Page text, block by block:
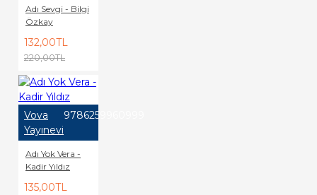
Adı Sevgi - Bilgi
Özkay
132,00TL
220,00TL
Vova
Yayınevi
9786259960999
Adı Yok Vera -
Kadir Yıldız
135,00TL